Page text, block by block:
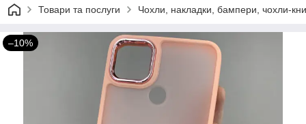
Товари та послуги Чохли, накладки, бампери, чохли-
–10%